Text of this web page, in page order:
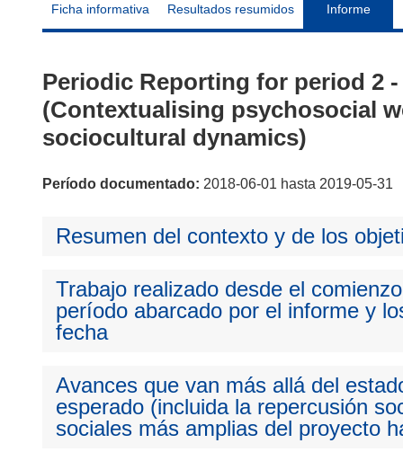
Ficha informativa Resultados resumidos Informe
Periodic Reporting for period 2 -
(Contextualising psychosocial
sociocultural dynamics)
Período documentado: 2018-06-01 hasta 2019-05-31
Resumen del contexto y de los
Trabajo realizado desde el
período abarcado por el informe y
fecha
Avances que van más allá del
esperado (incluida la repercusión
sociales más amplias del proyecto